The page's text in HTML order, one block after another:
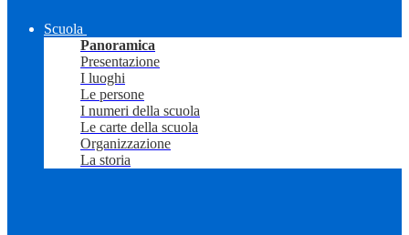
Scuola
Panoramica
Presentazione
I luoghi
Le persone
I numeri della scuola
Le carte della scuola
Organizzazione
La storia